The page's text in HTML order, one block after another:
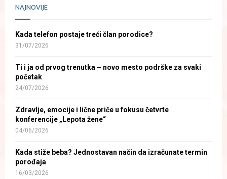
NAJNOVIJE
Kada telefon postaje treći član porodice?
31/07/2026
Ti i ja od prvog trenutka – novo mesto podrške za svaki
početak
24/07/2026
Zdravlje, emocije i lične priče u fokusu četvrte
konferencije „Lepota žene“
04/06/2026
Kada stiže beba? Jednostavan način da izračunate termin
porođaja
16/03/2026